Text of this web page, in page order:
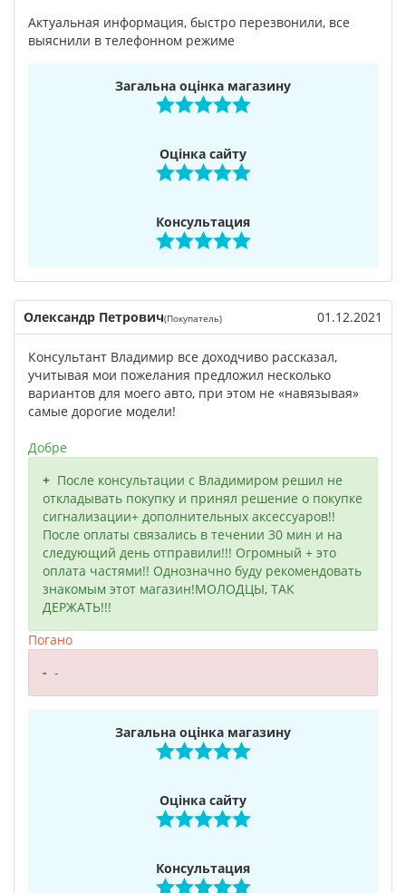
Актуальная информация, быстро перезвонили, все
выяснили в телефонном режиме
Загальна оцінка магазину
Оцінка сайту
Консультация
Олександр Петрович(Покупатель) 01.12.2021
Консультант Владимир все доходчиво рассказал,
учитывая мои пожелания предложил несколько
вариантов для моего авто, при этом не «навязывая»
самые дорогие модели!
Добре
После консультации с Владимиром решил не
откладывать покупку и принял решение о покупке
сигнализации+ дополнительных аксессуаров!!
После оплаты связались в течении 30 мин и на
следующий день отправили!!! Огромный + это
оплата частями!! Однозначно буду рекомендовать
знакомым этот магазин!МОЛОДЦЫ, ТАК
ДЕРЖАТЬ!!!
Погано
-
Загальна оцінка магазину
Оцінка сайту
Консультация